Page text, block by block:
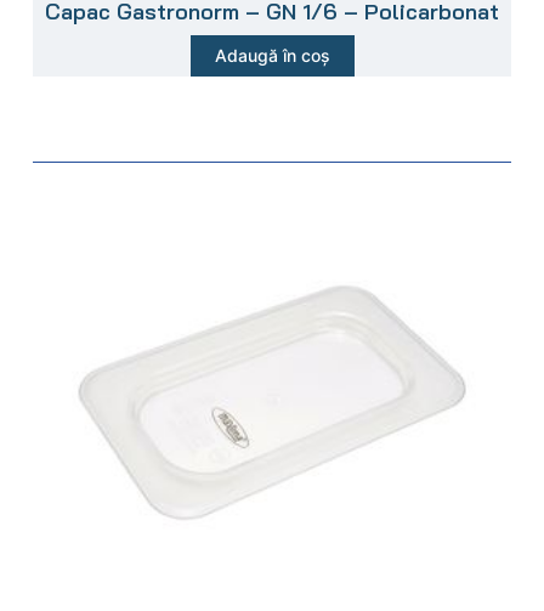
Capac Gastronorm – GN 1/6 – Policarbonat
Adaugă în coș